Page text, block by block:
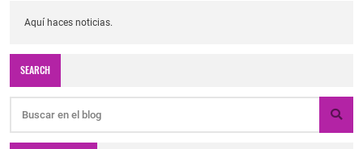
Aquí haces noticias.
SEARCH